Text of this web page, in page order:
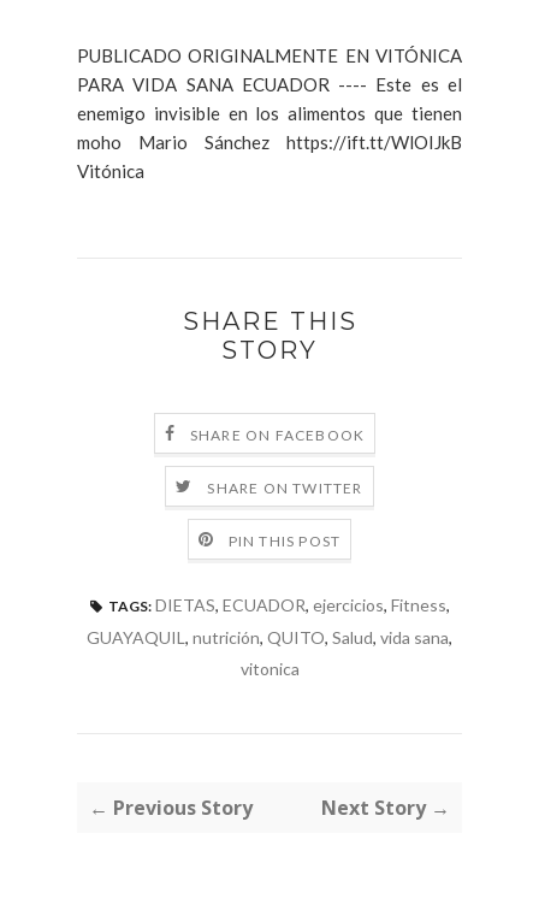
PUBLICADO ORIGINALMENTE EN VITÓNICA
PARA VIDA SANA ECUADOR ---- Este es el
enemigo invisible en los alimentos que tienen
moho Mario Sánchez https://ift.tt/WlOIJkB
Vitónica
SHARE THIS
STORY
SHARE ON FACEBOOK
SHARE ON TWITTER
PIN THIS POST
TAGS: DIETAS, ECUADOR, ejercicios, Fitness,
GUAYAQUIL, nutrición, QUITO, Salud, vida sana,
vitonica
← Previous Story Next Story →